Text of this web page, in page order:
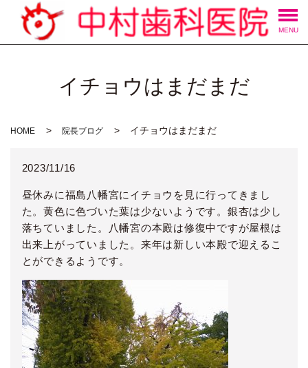
MENU
イチョウはまだまだ
HOME 院長ブログ イチョウはまだまだ
2023/11/16
昼休みに福島八幡宮にイチョウを見に行ってきまし
た。黄色に色づいた葉は少ないようです。銀杏は少し
落ちていました。八幡宮の本殿は修復中ですが屋根は
出来上がっていました。来年は新しい本殿で迎えるこ
とができるようです。